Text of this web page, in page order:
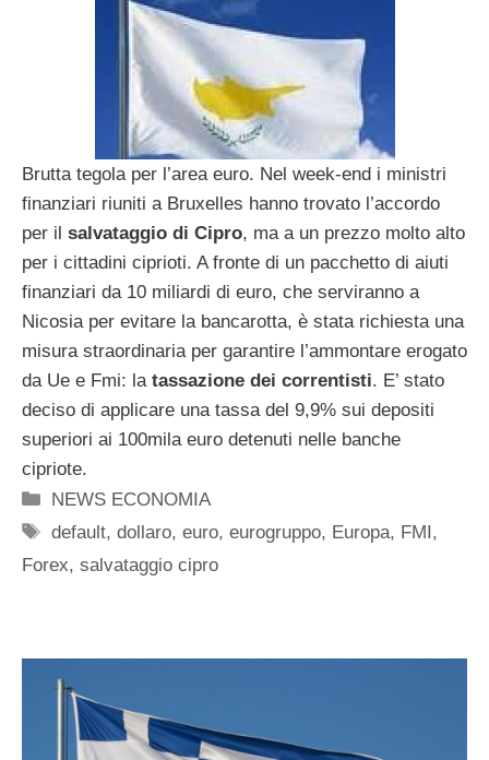
Brutta tegola per l’area euro. Nel week-end i ministri
finanziari riuniti a Bruxelles hanno trovato l’accordo
per il salvataggio di Cipro, ma a un prezzo molto alto
per i cittadini ciprioti. A fronte di un pacchetto di aiuti
finanziari da 10 miliardi di euro, che serviranno a
Nicosia per evitare la bancarotta, è stata richiesta una
misura straordinaria per garantire l’ammontare erogato
da Ue e Fmi: la tassazione dei correntisti. E’ stato
deciso di applicare una tassa del 9,9% sui depositi
superiori ai 100mila euro detenuti nelle banche
cipriote.
Categorie
NEWS ECONOMIA
Tag
default,dollaro,euro,eurogruppo, Europa, FMI,
Forex, salvataggio cipro